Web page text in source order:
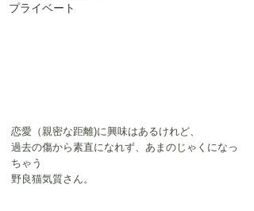
プライベート
恋愛（親密な距離)に興味はあるけれど、
過去の傷から素直になれず、あまのじゃくになっ
ちゃう
野良猫気質さん。